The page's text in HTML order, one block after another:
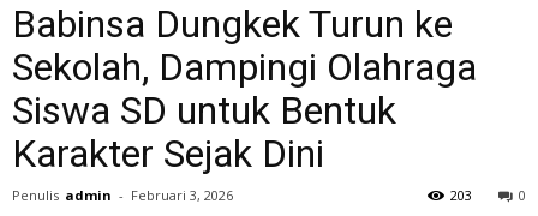
Babinsa Dungkek Turun ke
Sekolah, Dampingi Olahraga
Siswa SD untuk Bentuk
Karakter Sejak Dini
Penulis admin - Februari 3, 2026 0
203